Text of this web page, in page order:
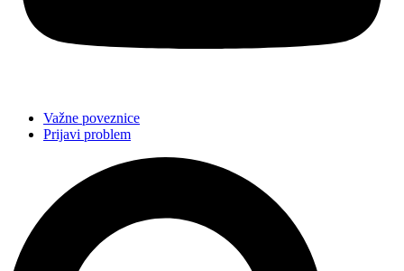
Važne poveznice
Prijavi problem